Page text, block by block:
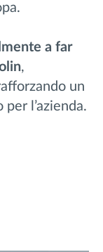
a far
,
un
l’azienda.